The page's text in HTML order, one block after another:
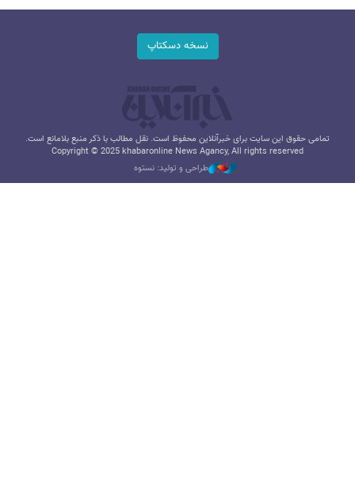
نسخه دسکتاپ
تمامی حقوق این سایت برای خبرآنلاین محفوظ است. نقل مطالب با ذکر منبع بلامانع است.
Copyright © 2025 khabaronline News Agancy, All rights reserved
طراحی و تولید: نستوه